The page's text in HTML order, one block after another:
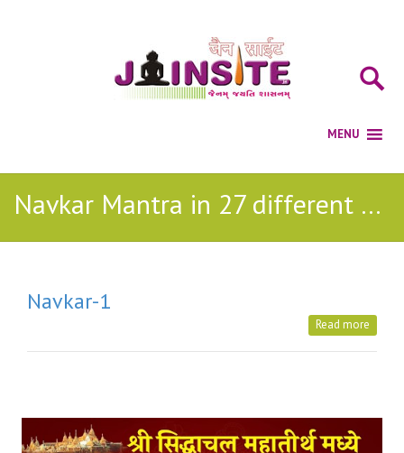
Navkar Mantra in 27 different tunes launched (28) Mp3
Navkar-1
Read more